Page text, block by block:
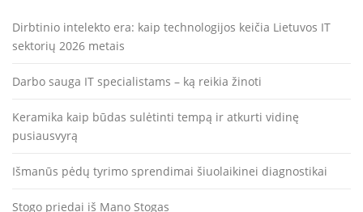
Dirbtinio intelekto era: kaip technologijos keičia Lietuvos IT
sektorių 2026 metais
Darbo sauga IT specialistams – ką reikia žinoti
Keramika kaip būdas sulėtinti tempą ir atkurti vidinę
pusiausvyrą
Išmanūs pėdų tyrimo sprendimai šiuolaikinei diagnostikai
Stogo priedai iš Mano Stogas